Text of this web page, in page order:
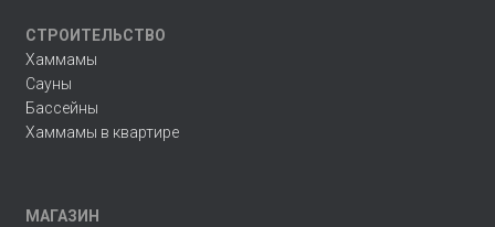
СТРОИТЕЛЬСТВО
Хаммамы
Сауны
Бассейны
Хаммамы в квартире
МАГАЗИН